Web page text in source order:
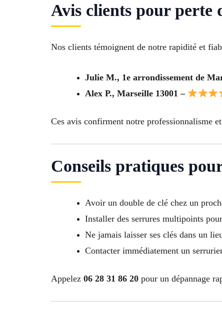
Avis clients pour perte
Nos clients témoignent de notre rapidité et
Julie M., 1e arrondissement de
Alex P., Marseille 13001 –
Ces avis confirment notre professionnalisme
Conseils pratiques
Avoir un double de clé chez un
Installer des serrures multipoints
Ne jamais laisser ses clés dans un
Contacter immédiatement un
Appelez 06 28 31 86 20 pour un dépannage